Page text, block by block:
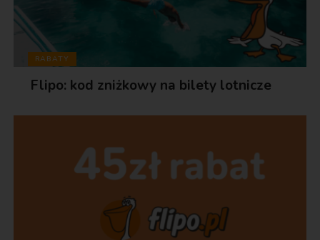
RABATY
Flipo: kod zniżkowy na bilety lotnicze